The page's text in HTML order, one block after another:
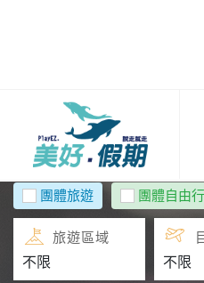
團體旅遊 團體自由行
旅遊區域